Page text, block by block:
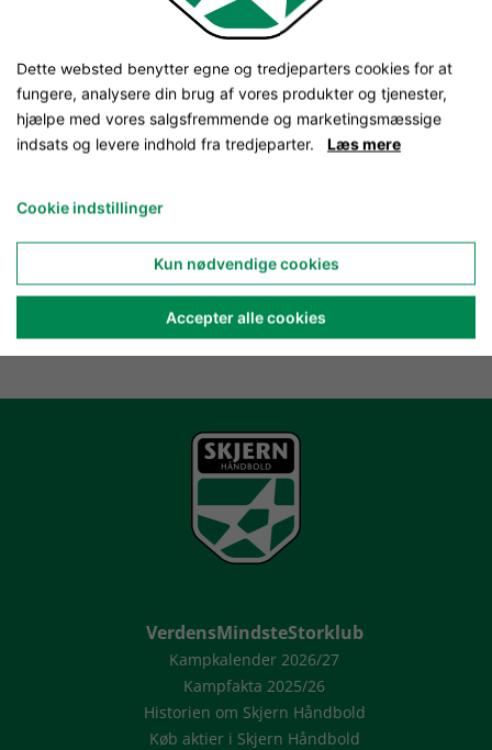
VerdensMindsteStorklub
Kampkalender 2026/27
Kampfakta 2025/26
Historien om Skjern Håndbold
Køb aktier i Skjern Håndbold
Dette websted benytter egne og tredjeparters cookies for at
fungere, analysere din brug af vores produkter og tjenester,
hjælpe med vores salgsfremmende og marketingsmæssige
indsats og levere indhold fra tredjeparter. Læs mere
Cookie indstillinger
Kun nødvendige cookies
Accepter alle cookies